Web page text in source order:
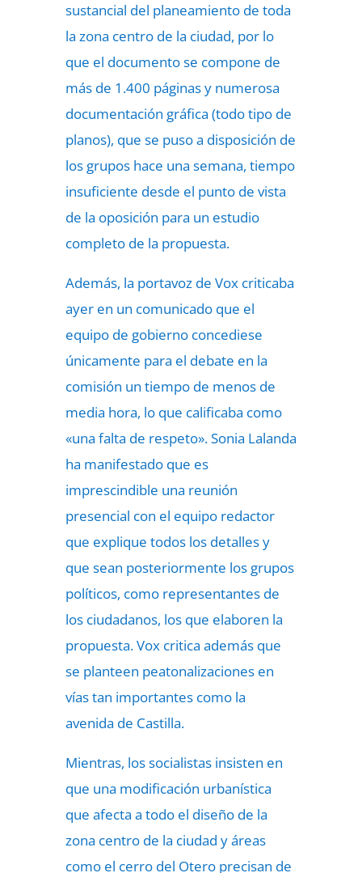
sustancial del planeamiento de toda
la zona centro de la ciudad, por lo
que el documento se compone de
más de 1.400 páginas y numerosa
documentación gráfica (todo tipo de
planos), que se puso a disposición de
los grupos hace una semana, tiempo
insuficiente desde el punto de vista
de la oposición para un estudio
completo de la propuesta.
Además, la portavoz de Vox criticaba
ayer en un comunicado que el
equipo de gobierno concediese
únicamente para el debate en la
comisión un tiempo de menos de
media hora, lo que calificaba como
«una falta de respeto». Sonia Lalanda
ha manifestado que es
imprescindible una reunión
presencial con el equipo redactor
que explique todos los detalles y
que sean posteriormente los grupos
políticos, como representantes de
los ciudadanos, los que elaboren la
propuesta. Vox critica además que
se planteen peatonalizaciones en
vías tan importantes como la
avenida de Castilla.
Mientras, los socialistas insisten en
que una modificación urbanística
que afecta a todo el diseño de la
zona centro de la ciudad y áreas
como el cerro del Otero precisan de